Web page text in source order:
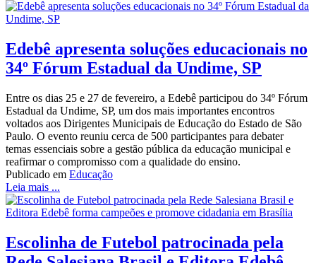
Edebê apresenta soluções educacionais no
34º Fórum Estadual da Undime, SP
Entre os dias 25 e 27 de fevereiro, a Edebê participou do 34º Fórum
Estadual da Undime, SP, um dos mais importantes encontros
voltados aos Dirigentes Municipais de Educação do Estado de São
Paulo. O evento reuniu cerca de 500 participantes para debater
temas essenciais sobre a gestão pública da educação municipal e
reafirmar o compromisso com a qualidade do ensino.
Publicado em Educação
Leia mais ...
Escolinha de Futebol patrocinada pela